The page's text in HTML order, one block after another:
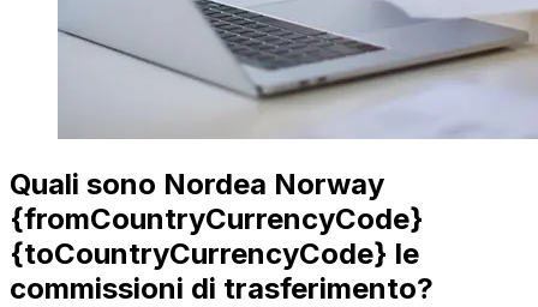
Quali sono Nordea Norway
{fromCountryCurrencyCode}
{toCountryCurrencyCode} le
commissioni di trasferimento?